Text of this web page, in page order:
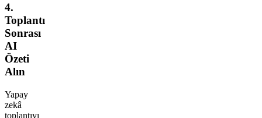
4.
Toplantı
Sonrası
AI
Özeti
Alın
Yapay
zekâ
toplantıyı